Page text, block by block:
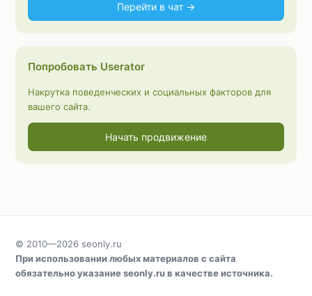
Перейти в чат →
Попробовать Userator
Накрутка поведенческих и социальных факторов для
вашего сайта.
Начать продвижение
© 2010—2026 seonly.ru
При использовании любых материалов с сайта
обязательно указаниеseonly.ruв качестве источника.